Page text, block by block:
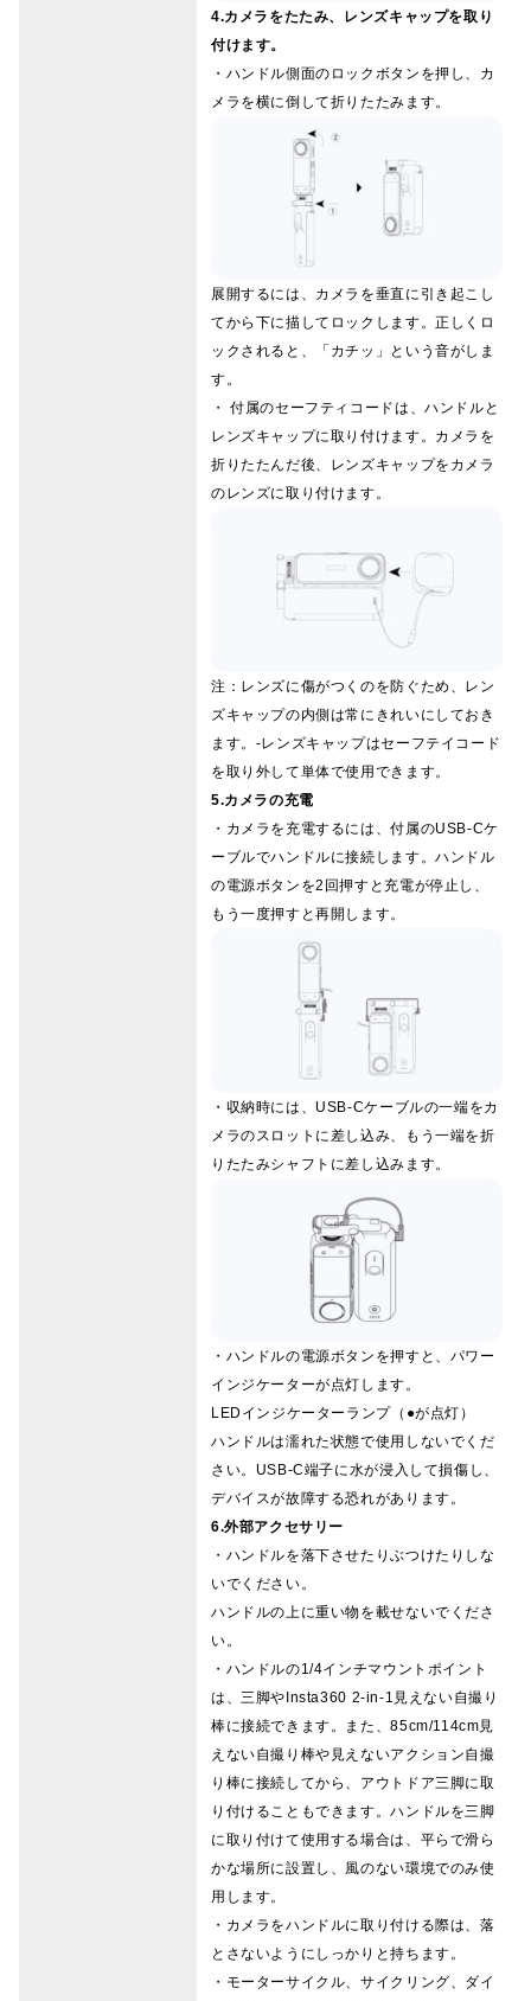
4.カメラをたたみ、レンズキャップを取り
付けます。
・ハンドル側面のロックボタンを押し、カ
メラを横に倒して折りたたみます。
展開するには、カメラを垂直に引き起こし
てから下に描してロックします。正しくロ
ックされると、「カチッ」という音がしま
す。
・ 付属のセーフティコードは、ハンドルと
レンズキャップに取り付けます。カメラを
折りたたんだ後、レンズキャップをカメラ
のレンズに取り付けます。
注：レンズに傷がつくのを防ぐため、レン
ズキャップの内側は常にきれいにしておき
ます。-レンズキャップはセーフテイコード
を取り外して単体で使用できます。
5.カメラの充電
・カメラを充電するには、付属のUSB-Cケ
ーブルでハンドルに接続します。ハンドル
の電源ボタンを2回押すと充電が停止し、
もう一度押すと再開します。
・収納時には、USB-Cケーブルの一端をカ
メラのスロットに差し込み、もう一端を折
りたたみシャフトに差し込みます。
・ハンドルの電源ボタンを押すと、パワー
インジケーターが点灯します。
LEDインジケーターランプ（●が点灯）
ハンドルは濡れた状態で使用しないでくだ
さい。USB-C端子に水が浸入して損傷し、
デバイスが故障する恐れがあります。
6.外部アクセサリー
・ハンドルを落下させたりぶつけたりしな
いでください。
ハンドルの上に重い物を載せないでくださ
い。
・ハンドルの1/4インチマウントポイント
は、三脚やInsta360 2-in-1見えない自撮り
棒に接続できます。また、85cm/114cm見
えない自撮り棒や見えないアクション自撮
り棒に接続してから、アウトドア三脚に取
り付けることもできます。ハンドルを三脚
に取り付けて使用する場合は、平らで滑ら
かな場所に設置し、風のない環境でのみ使
用します。
・カメラをハンドルに取り付ける際は、落
とさないようにしっかりと持ちます。
・モーターサイクル、サイクリング、ダイ